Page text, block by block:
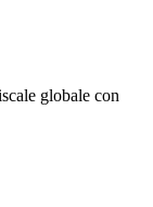
globale con